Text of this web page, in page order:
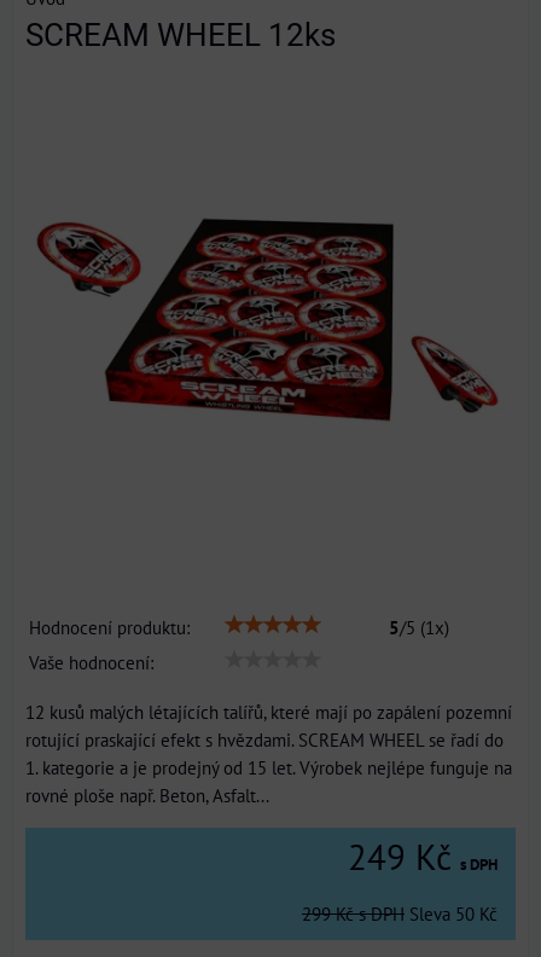
SCREAM WHEEL 12ks
Hodnocení produktu: 5/5 (1x)
Vaše hodnocení:
12 kusů malých létajících talířů, které mají po zapálení pozemní
rotující praskající efekt s hvězdami. SCREAM WHEEL se řadí do
1. kategorie a je prodejný od 15 let. Výrobek nejlépe funguje na
rovné ploše např. Beton, Asfalt...
249 Kč s DPH
299 Kč s DPH Sleva 50 Kč